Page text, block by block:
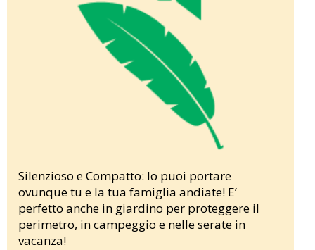
Silenzioso e Compatto: lo puoi portare
ovunque tu e la tua famiglia andiate! E’
perfetto anche in giardino per proteggere il
perimetro, in campeggio e nelle serate in
vacanza!